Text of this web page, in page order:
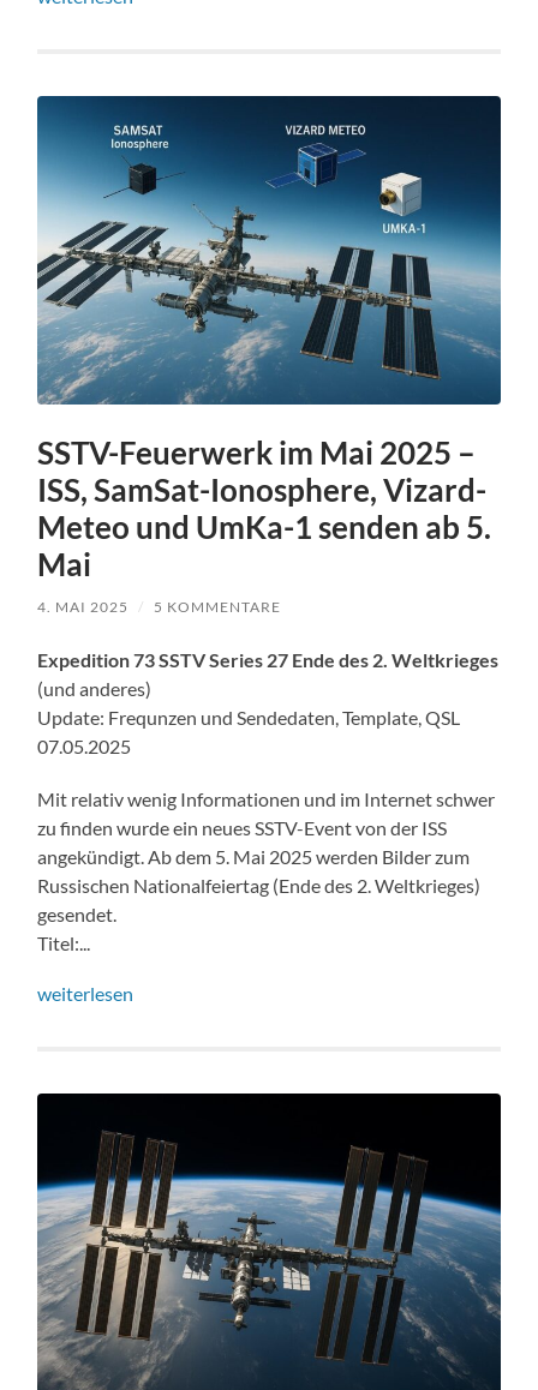
SSTV-Feuerwerk im Mai 2025 –
ISS, SamSat-Ionosphere, Vizard-
Meteo und UmKa-1 senden ab 5.
Mai
4. MAI 2025 / 5 KOMMENTARE
Expedition 73 SSTV Series 27 Ende des 2. Weltkrieges
(und anderes)
Update: Frequnzen und Sendedaten, Template, QSL
07.05.2025
Mit relativ wenig Informationen und im Internet schwer
zu finden wurde ein neues SSTV-Event von der ISS
angekündigt. Ab dem 5. Mai 2025 werden Bilder zum
Russischen Nationalfeiertag (Ende des 2. Weltkrieges)
gesendet.
Titel:...
weiterlesen